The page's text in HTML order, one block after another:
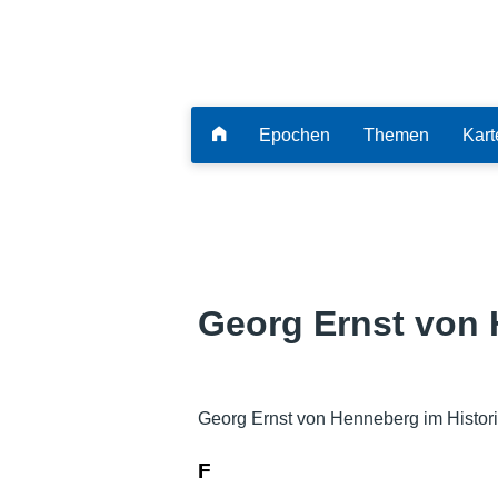
Epochen Themen
Georg Ernst von
Georg Ernst von Henneberg im
F